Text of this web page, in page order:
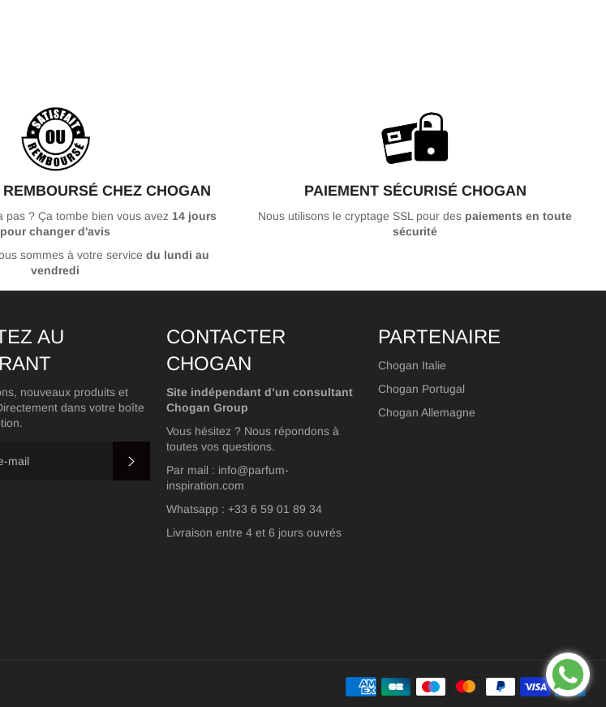
CHEZ CHOGAN
pas ? Ça tombe bien vous avez 14 jours
pour changer d'avis
sommes à votre service du lundi au
vendredi
PAIEMENT SÉCURISÉ CHOGAN
Nous utilisons le cryptage SSL pour des paiements en toute
sécurité
AU
nouveaux produits et
dans votre boîte
CONTACTER
CHOGAN
Site indépendant d’un consultant
Chogan Group
Vous hésitez ? Nous répondons à
toutes vos questions.
Par mail : info@parfum-
inspiration.com
Whatsapp : +33 6 59 01 89 34
Livraison entre 4 et 6 jours ouvrés
PARTENAIRE
Chogan Italie
Chogan Portugal
Chogan Allemagne
de